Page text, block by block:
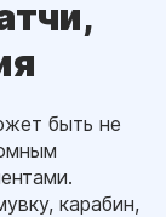
быть не
карабин,